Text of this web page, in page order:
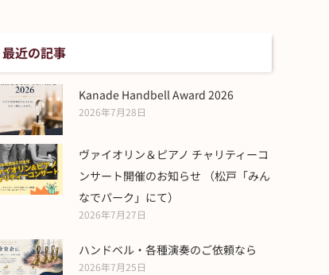
最近の記事
Kanade Handbell Award 2026
2026年7月28日
ヴァイオリン＆ピアノ チャリティーコ
ンサート開催のお知らせ （松戸「みん
なでパーク」にて）
2026年7月27日
ハンドベル・各種演奏のご依頼なら
2026年7月25日